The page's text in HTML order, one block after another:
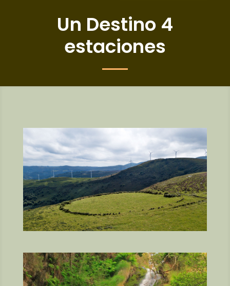
Un Destino 4
estaciones